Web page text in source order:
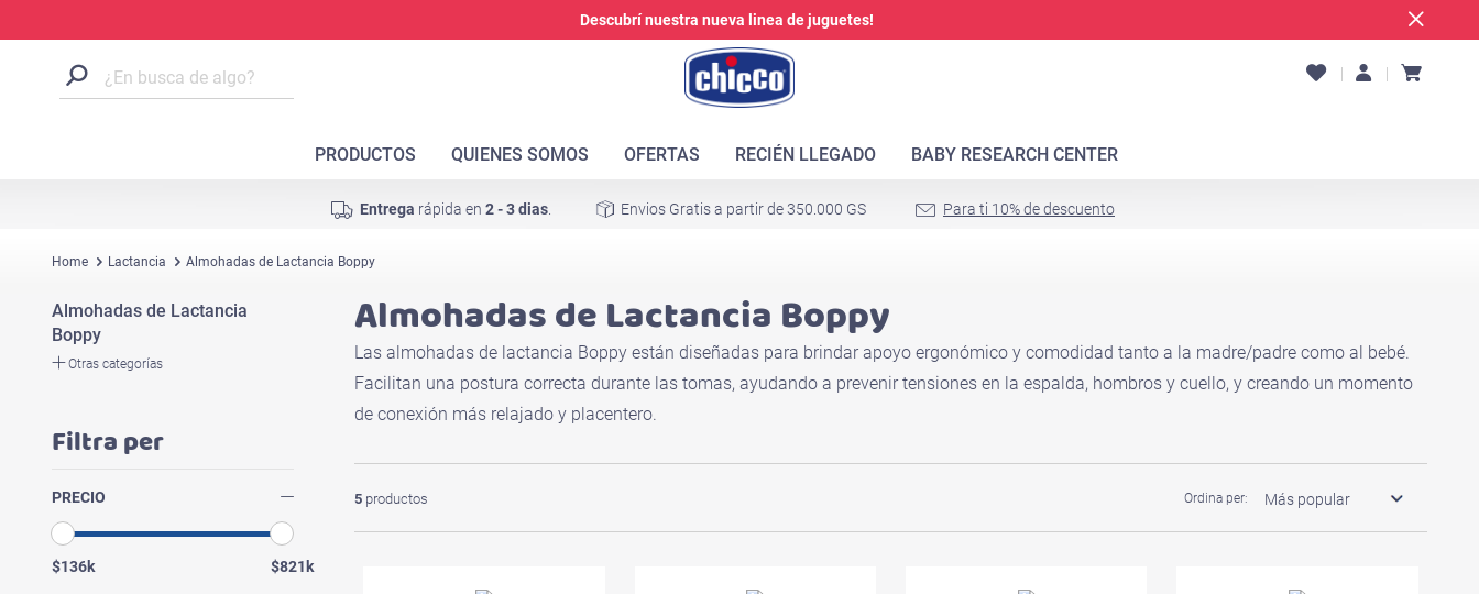
Descubrí nuestra nueva linea de juguetes!
PRODUCTOS QUIENES SOMOS OFERTAS RECIÉN LLEGADO BABY RESEARCH CENTER
Entrega rápida en 2 - 3 dias Envios Gratis a partir de 350.000 GS Para ti 10% de descuento
Home Lactancia Almohadas de Lactancia Boppy
Almohadas de Lactancia
Boppy
Otras categorías
Filtra per
PRECIO
$136k $821k
Almohadas de Lactancia Boppy
Las almohadas de lactancia Boppy están diseñadas para brindar apoyo ergonómico y comodidad tanto a la madre/padre como al bebé.
Facilitan una postura correcta durante las tomas, ayudando a prevenir tensiones en la espalda, hombros y cuello, y creando un momento
de conexión más relajado y placentero.
5 productos Ordina per: